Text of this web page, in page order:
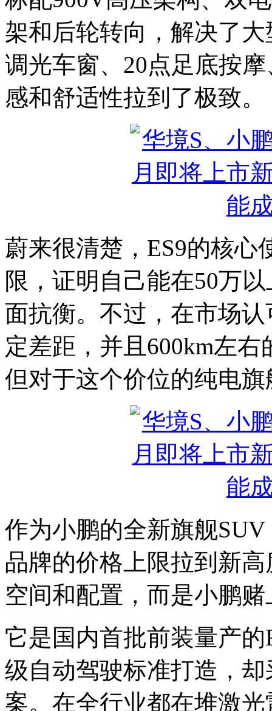
架和后轮转向，解决了
调光车窗、20点足底按
感和舒适性拉到了极致。
蔚来很清楚，ES9的核心
限，证明自己能在50万
面抗衡。不过，在市场
定差距，并且600km左
但对于这个价位的纯电
作为小鹏的全新旗舰
品牌的价格上限拉到新
空间和配置，而是小鹏
它是国内首批前装量产
级自动驾驶标准打造，
案。在全行业都在堆激